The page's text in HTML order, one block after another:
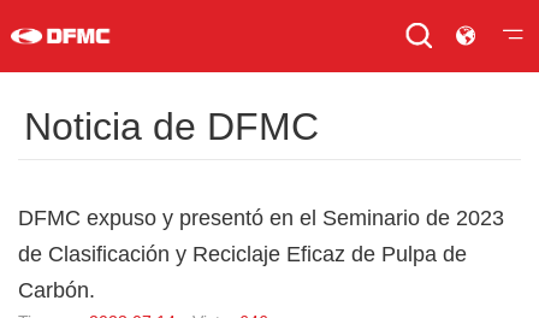
Noticia de DFMC
DFMC expuso y presentó en el Seminario de 2023
de Clasificación y Reciclaje Eficaz de Pulpa de
Carbón.